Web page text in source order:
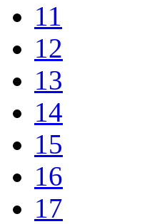
11
12
13
14
15
16
17